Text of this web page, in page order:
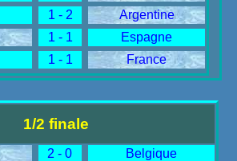
1 - 2
Argentine
1 - 1
Espagne
1 - 1 France
1/2 finale
2 - 0
Belgique